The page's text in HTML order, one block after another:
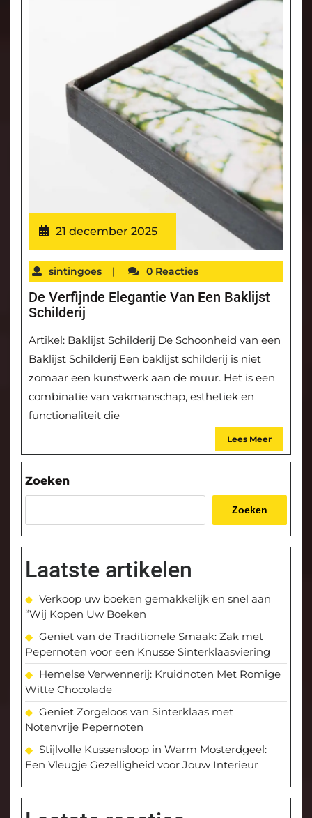
21 december 2025
sintingoes | 0 Reacties
De Verfijnde Elegantie Van Een Baklijst
Schilderij
Artikel: Baklijst Schilderij De Schoonheid van een
Baklijst Schilderij Een baklijst schilderij is niet
zomaar een kunstwerk aan de muur. Het is een
combinatie van vakmanschap, esthetiek en
functionaliteit die
Lees Meer
Zoeken
Zoeken
Laatste artikelen
Verkoop uw boeken gemakkelijk en snel aan
“Wij Kopen Uw Boeken
Geniet van de Traditionele Smaak: Zak met
Pepernoten voor een Knusse Sinterklaasviering
Hemelse Verwennerij: Kruidnoten Met Romige
Witte Chocolade
Geniet Zorgeloos van Sinterklaas met
Notenvrije Pepernoten
Stijlvolle Kussensloop in Warm Mosterdgeel:
Een Vleugje Gezelligheid voor Jouw Interieur